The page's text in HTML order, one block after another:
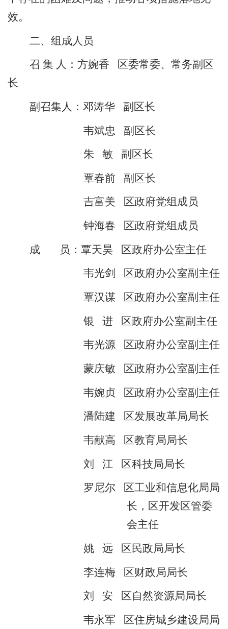
效。
二、组成人员
召 集 人：方婉香
区委常委、常务副区
长
副召集人：邓涛华
副区长
韦斌忠
副区长
朱
敏
副区长
覃春前
副区长
吉富美
区政府党组成员
钟海春
区政府党组成员
成
员：覃天昊
区政府办公室主任
韦光剑
区政府办公室副主任
覃汉谋
区政府办公室副主任
银
进
区政府办公室副主任
韦光源
区政府办公室副主任
蒙庆敏
区政府办公室副主任
韦婉贞
区政府办公室副主任
潘陆建
区发展改革局局长
韦献高
区教育局局长
刘
江
区科技局局长
罗尼尔
区工业和信息化局局
长，区开发区管委
会主任
姚
远
区民政局局长
李连梅
区财政局局长
刘
安
区自然资源局局长
韦永军
区住房城乡建设局局